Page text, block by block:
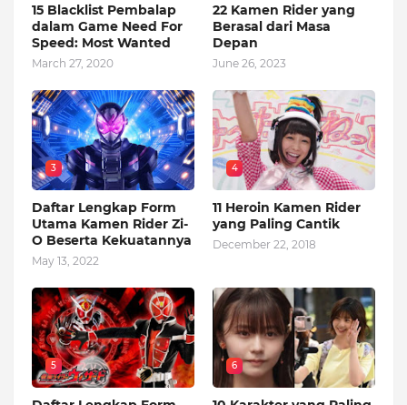
15 Blacklist Pembalap
dalam Game Need For
Speed: Most Wanted
March 27, 2020
22 Kamen Rider yang
Berasal dari Masa
Depan
June 26, 2023
3
Daftar Lengkap Form
Utama Kamen Rider Zi-
O Beserta Kekuatannya
May 13, 2022
4
11 Heroin Kamen Rider
yang Paling Cantik
December 22, 2018
5 6